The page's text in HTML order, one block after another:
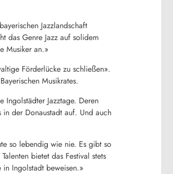
Jazzlandschaft
das Genre Jazz auf solidem
Musiker an.»
Förderlücke zu schließen».
Musikrates.
Ingolstädter Jazztage. Deren
in der Donaustadt auf. Und auch
so lebendig wie nie. Es gibt so
bietet das Festival stets
Ingolstadt beweisen.»